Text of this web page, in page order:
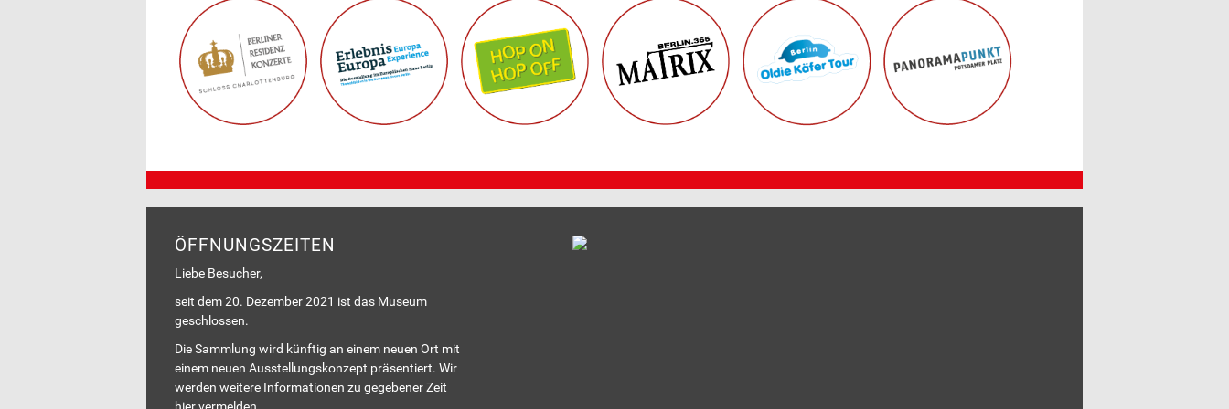
ÖFFNUNGSZEITEN
Liebe Besucher,
seit dem 20. Dezember 2021 ist das Museum
geschlossen.
Die Sammlung wird künftig an einem neuen Ort mit
einem neuen Ausstellungskonzept präsentiert. Wir
werden weitere Informationen zu gegebener Zeit